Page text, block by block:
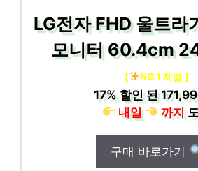
LG전자 FHD 울트라
모니터 60.4cm
[ NO.1 제품 ]
17%할인 된
내일
까지
구매 바로가기